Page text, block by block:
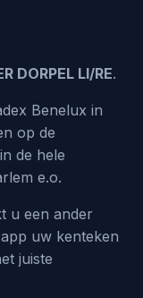
DORPEL LI/RE.
Benelux in
op de
de hele
e.o.
u een ander
uw kenteken
juiste